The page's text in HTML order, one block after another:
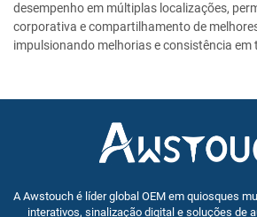
desempenho em múltiplas localizações,
corporativa e compartilhamento de
impulsionando melhorias e consistência em
A Awstouch é líder global OEM em quiosques
interativos, sinalização digital e soluções de